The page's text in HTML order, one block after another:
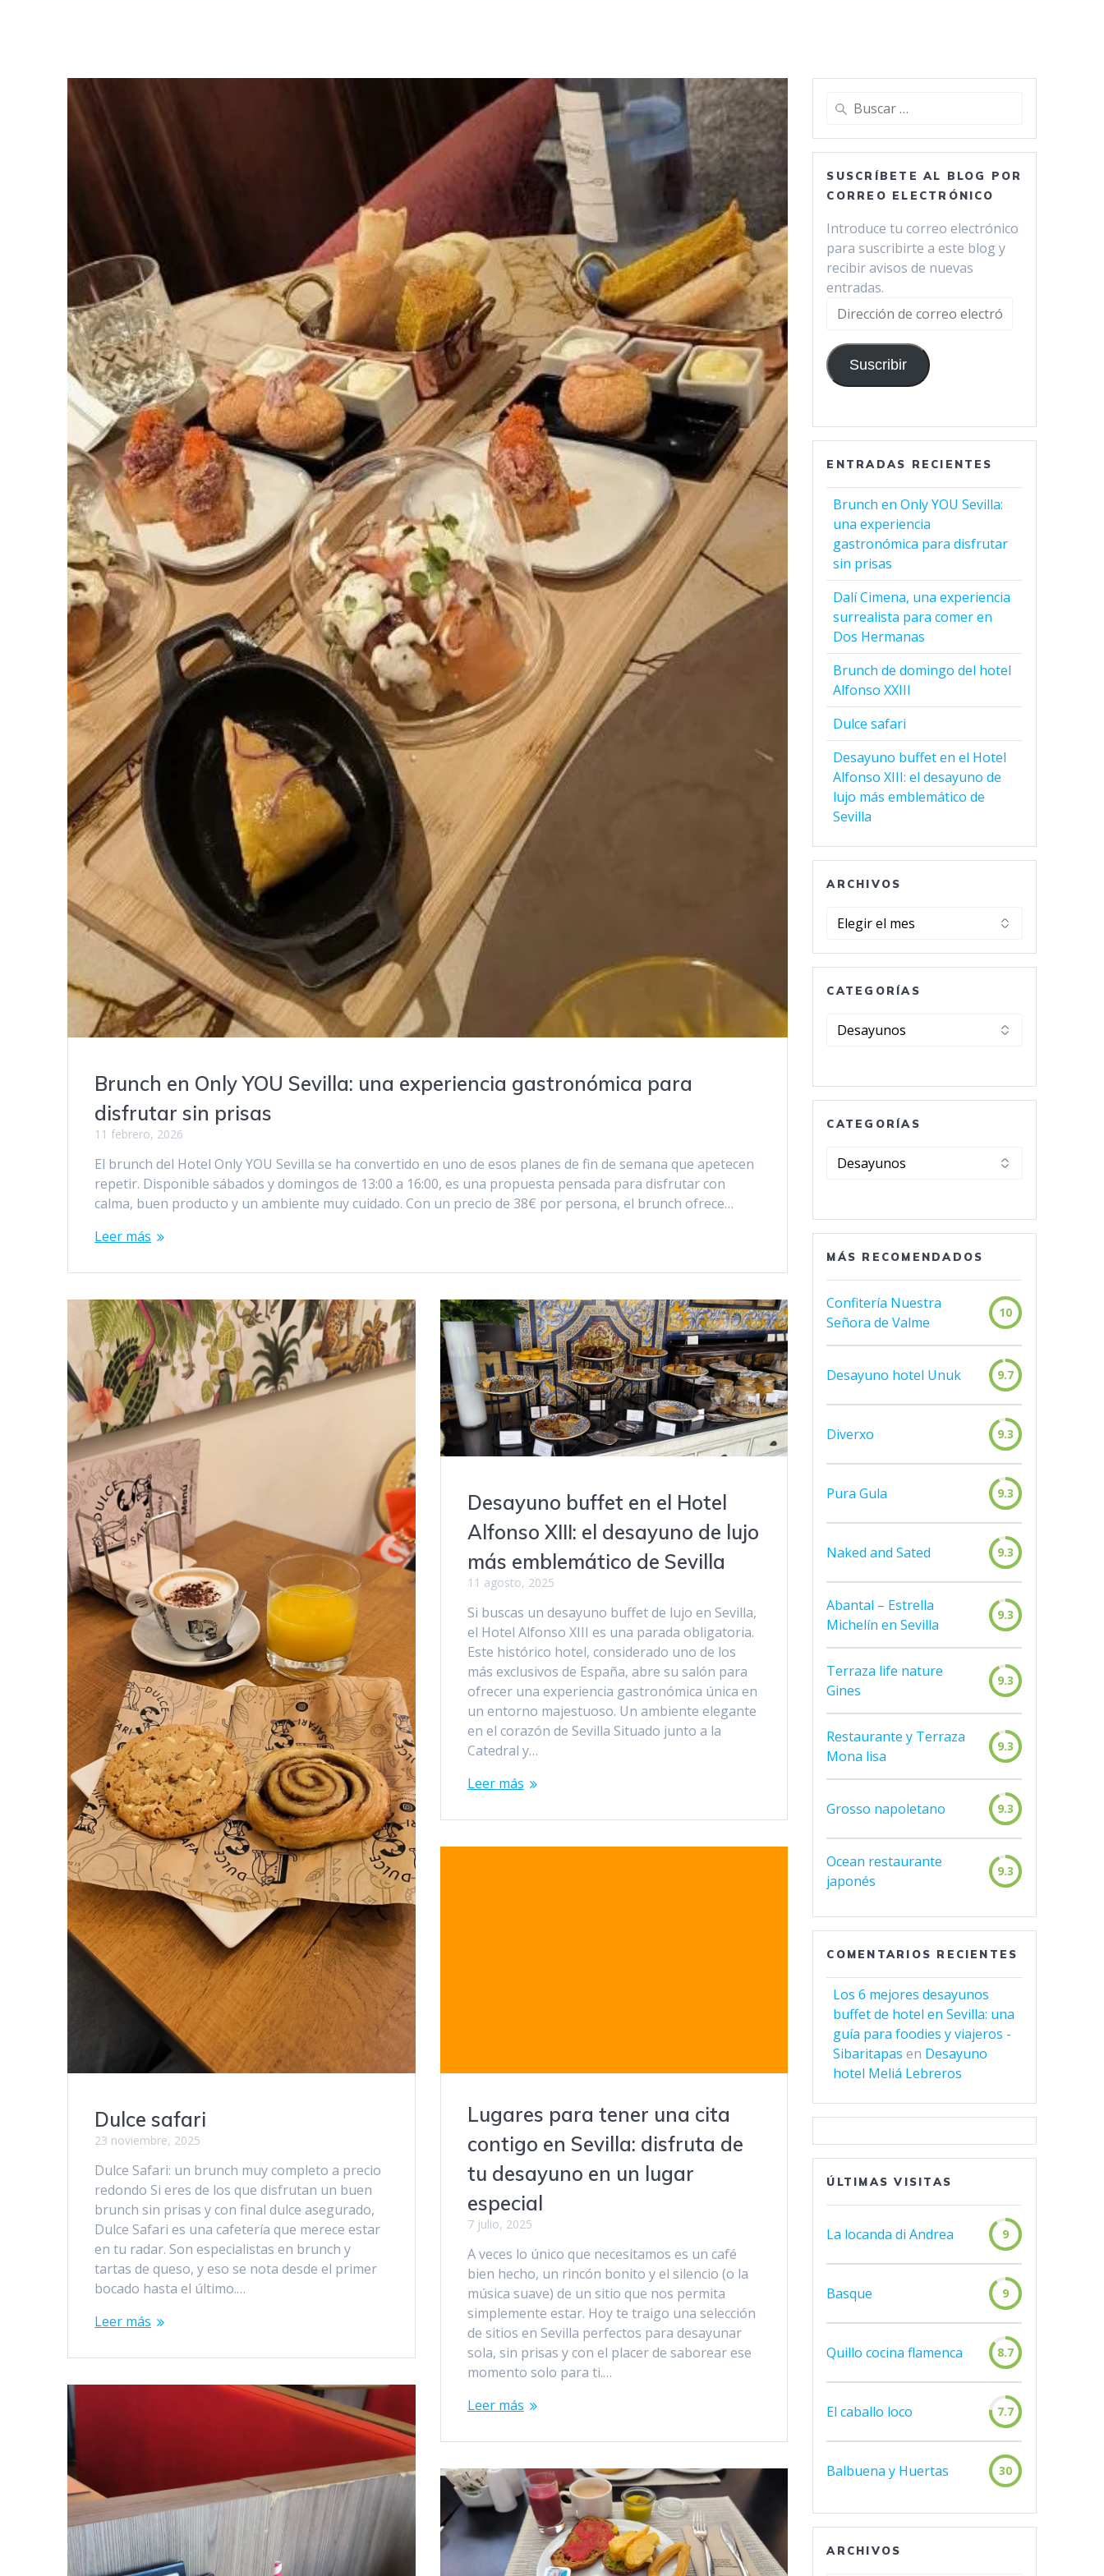
Brunch en Only YOU Sevilla: una experiencia gastronómica para
disfrutar sin prisas
11 febrero, 2026
El brunch del Hotel Only YOU Sevilla se ha convertido en uno de esos planes de fin de semana que apetecen
repetir. Disponible sábados y domingos de 13:00 a 16:00, es una propuesta pensada para disfrutar con
calma, buen producto y un ambiente muy cuidado. Con un precio de 38€ por persona, el brunch ofrece…
Leer más
Dulce safari
23 noviembre, 2025
Dulce Safari: un brunch muy completo a precio
redondo Si eres de los que disfrutan un buen
brunch sin prisas y con final dulce asegurado,
Dulce Safari es una cafetería que merece estar
en tu radar. Son especialistas en brunch y
tartas de queso, y eso se nota desde el primer
bocado hasta el último.…
Leer más
Desayuno buffet en el Hotel
Alfonso XIII: el desayuno de lujo
más emblemático de Sevilla
11 agosto, 2025
Si buscas un desayuno buffet de lujo en Sevilla,
el Hotel Alfonso XIII es una parada obligatoria.
Este histórico hotel, considerado uno de los
más exclusivos de España, abre su salón para
ofrecer una experiencia gastronómica única en
un entorno majestuoso. Un ambiente elegante
en el corazón de Sevilla Situado junto a la
Catedral y…
Leer más
Lugares para tener una cita
contigo en Sevilla: disfruta de
tu desayuno en un lugar
especial
7 julio, 2025
A veces lo único que necesitamos es un café
bien hecho, un rincón bonito y el silencio (o la
música suave) de un sitio que nos permita
simplemente estar. Hoy te traigo una selección
de sitios en Sevilla perfectos para desayunar
sola, sin prisas y con el placer de saborear ese
momento solo para ti.…
Leer más
Buscar:
SUSCRÍBETE AL BLOG POR
CORREO ELECTRÓNICO
Introduce tu correo electrónico
para suscribirte a este blog y
recibir avisos de nuevas
entradas.
Dirección
correo
electrónico
Suscribir
ENTRADAS RECIENTES
Brunch en Only YOU Sevilla:
una experiencia
gastronómica para disfrutar
sin prisas
Dalí Cimena, una experiencia
surrealista para comer en
Dos Hermanas
Brunch de domingo del hotel
Alfonso XXIII
Dulce safari
Desayuno buffet en el Hotel
Alfonso XIII: el desayuno de
lujo más emblemático de
Sevilla
ARCHIVOS
Archivos
CATEGORÍAS
Categorías
CATEGORÍAS
Categorías
MÁS RECOMENDADOS
Confitería Nuestra
Señora de Valme
10
Desayuno hotel Unuk 9.7
Diverxo 9.3
Pura Gula 9.3
Naked and Sated 9.3
Abantal – Estrella
Michelín en Sevilla
9.3
Terraza life nature
Gines
9.3
Restaurante y Terraza
Mona lisa
9.3
Grosso napoletano 9.3
Ocean restaurante
japonés
9.3
COMENTARIOS RECIENTES
Los 6 mejores desayunos
buffet de hotel en Sevilla: una
guía para foodies y viajeros -
Sibaritapas en Desayuno
hotel Meliá Lebreros
ÚLTIMAS VISITAS
La locanda di Andrea 9
Basque 9
Quillo cocina flamenca 8.7
El caballo loco 7.7
Balbuena y Huertas 30
ARCHIVOS